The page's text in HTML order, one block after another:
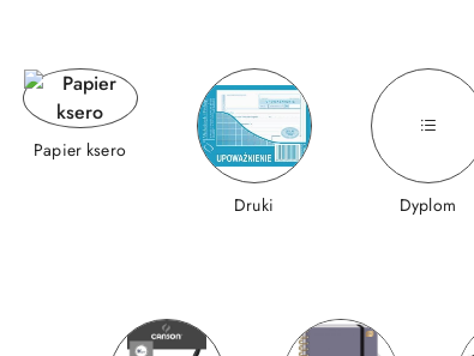
Papier ksero
Druki Dyplom